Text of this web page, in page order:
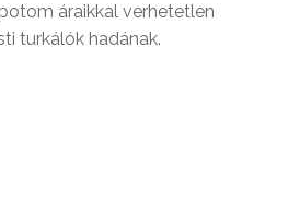
áraikkal verhetetlen
turkálók hadának.